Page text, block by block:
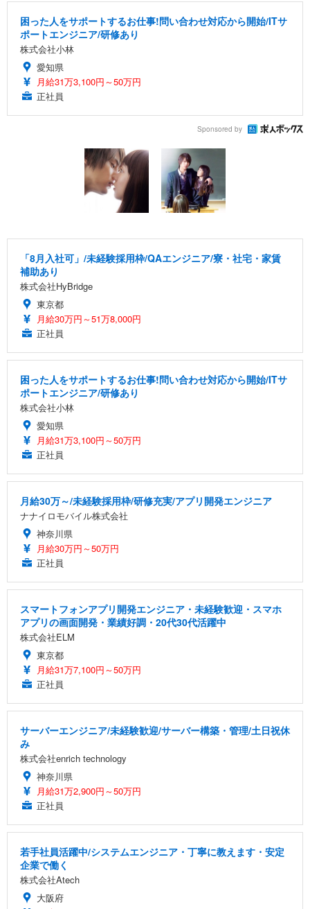
困った人をサポートするお仕事!問い合わせ対応から開始/ITサ
ポートエンジニア/研修あり
株式会社小林
愛知県
月給31万3,100円～50万円
正社員
Sponsored by
「8月入社可」/未経験採用枠/QAエンジニア/寮・社宅・家賃
補助あり
株式会社HyBridge
東京都
月給30万円～51万8,000円
正社員
困った人をサポートするお仕事!問い合わせ対応から開始/ITサ
ポートエンジニア/研修あり
株式会社小林
愛知県
月給31万3,100円～50万円
正社員
月給30万～/未経験採用枠/研修充実/アプリ開発エンジニア
ナナイロモバイル株式会社
神奈川県
月給30万円～50万円
正社員
スマートフォンアプリ開発エンジニア・未経験歓迎・スマホ
アプリの画面開発・業績好調・20代30代活躍中
株式会社ELM
東京都
月給31万7,100円～50万円
正社員
サーバーエンジニア/未経験歓迎/サーバー構築・管理/土日祝休
み
株式会社enrich technology
神奈川県
月給31万2,900円～50万円
正社員
若手社員活躍中/システムエンジニア・丁寧に教えます・安定
企業で働く
株式会社Atech
大阪府